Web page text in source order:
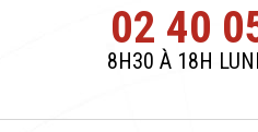
02 40
8H30 À 18H